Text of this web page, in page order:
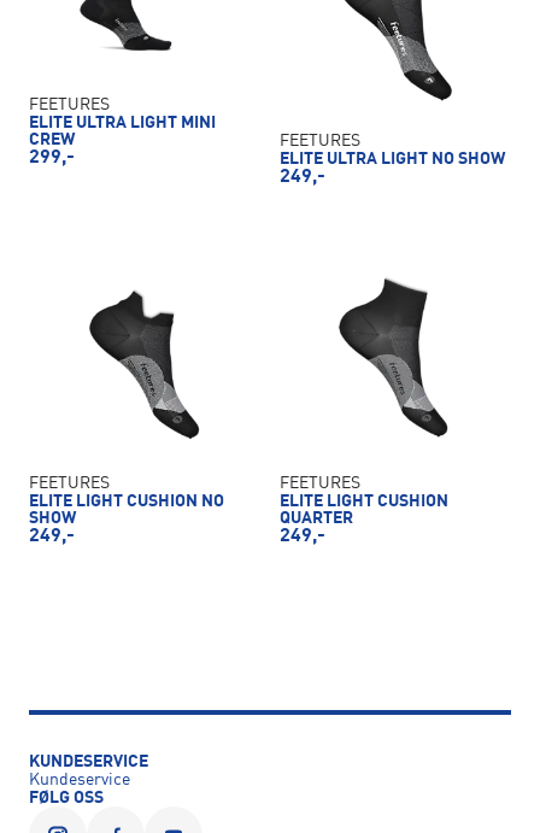
FEETURES
ELITE ULTRA LIGHT MINI
CREW
299,-
FEETURES
ELITE ULTRA LIGHT NO SHOW
249,-
FEETURES
ELITE LIGHT CUSHION NO
SHOW
249,-
FEETURES
ELITE LIGHT CUSHION
QUARTER
249,-
KUNDESERVICE
Kundeservice
FØLG OSS